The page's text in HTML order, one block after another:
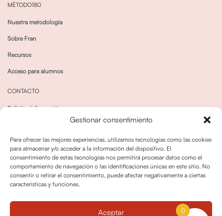
Gestionar consentimiento
Para ofrecer las mejores experiencias, utilizamos tecnologías como las cookies
para almacenar y/o acceder a la información del dispositivo. El
consentimiento de estas tecnologías nos permitirá procesar datos como el
comportamiento de navegación o las identificaciones únicas en este sitio. No
consentir o retirar el consentimiento, puede afectar negativamente a ciertas
características y funciones.
Aceptar
MÉTODO180
Nuestra metodología
Sobre Fran
Recursos
Acceso para alumnos
CONTACTO
Solicitar información
Política de cookies
0